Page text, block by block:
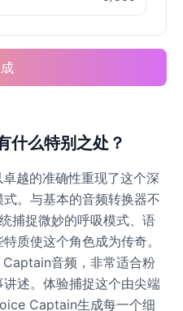
of the
Myth)
么特别之处？
越的准确性重现了这个深
。与基本的音频转换器不
捕捉微妙的呼吸模式、语
质使这个角色成为传奇。
音频，非常适合粉
述。体验捕捉这个由尖端
Captain生成每一个细